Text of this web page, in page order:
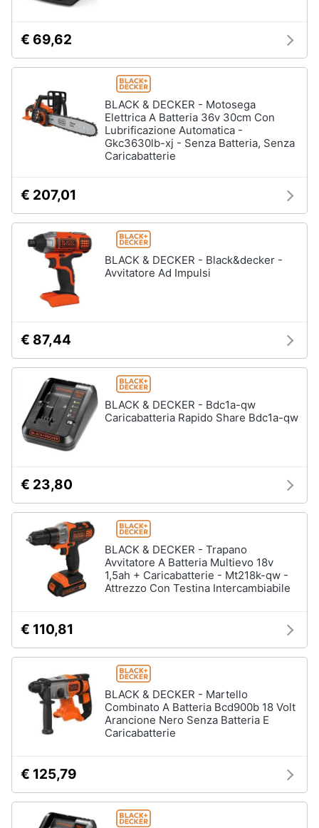
Prima
Fotografia
Casalinghi
Abbigliamento
Animali
Motori
Libri,
dvd
Festività
e
ricorrenze
Promozioni
Servizi
Assistenza
clienti
€ 69,62
BLACK & DECKER - Motosega
Elettrica A Batteria 36v 30cm Con
Lubrificazione Automatica -
Gkc3630lb-xj - Senza Batteria, Senza
Caricabatterie
€ 207,01
BLACK & DECKER - Black&decker -
Avvitatore Ad Impulsi
€ 87,44
BLACK & DECKER - Bdc1a-qw
Caricabatteria Rapido Share Bdc1a-qw
€ 23,80
BLACK & DECKER - Trapano
Avvitatore A Batteria Multievo 18v
1,5ah + Caricabatterie - Mt218k-qw -
Attrezzo Con Testina Intercambiabile
€ 110,81
BLACK & DECKER - Martello
Combinato A Batteria Bcd900b 18 Volt
Arancione Nero Senza Batteria E
Caricabatterie
€ 125,79